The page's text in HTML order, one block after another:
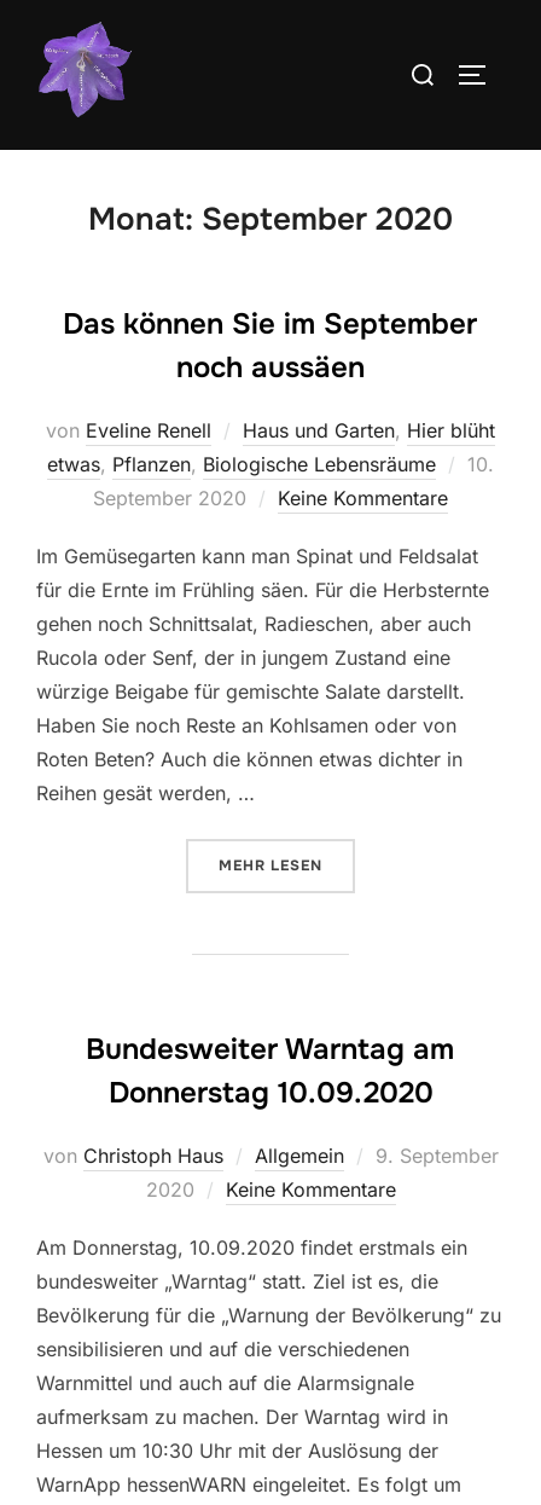
Inhalt
springen
Suchen
Monat: September 2020
Das können Sie im September
noch aussäen
von Eveline Renell Haus und Garten, Hier blüht
etwas, Pflanzen, Biologische Lebensräume
10.
September 2020
Keine Kommentare
Im Gemüsegarten kann man Spinat und Feldsalat
für die Ernte im Frühling säen. Für die Herbsternte
gehen noch Schnittsalat, Radieschen, aber auch
Rucola oder Senf, der in jungem Zustand eine
würzige Beigabe für gemischte Salate darstellt.
Haben Sie noch Reste an Kohlsamen oder von
Roten Beten? Auch die können etwas dichter in
Reihen gesät werden, …
MEHR ÜBER „DAS KÖNNEN SIE IM
LESEN
Bundesweiter Warntag am
Donnerstag 10.09.2020
von Christoph Haus Allgemein
Veröffentlicht
am
9. September
2020
Keine Kommentare
Am Donnerstag, 10.09.2020 findet erstmals ein
bundesweiter „Warntag“ statt. Ziel ist es, die
Bevölkerung für die „Warnung der Bevölkerung“ zu
sensibilisieren und auf die verschiedenen
Warnmittel und auch auf die Alarmsignale
aufmerksam zu machen. Der Warntag wird in
Hessen um 10:30 Uhr mit der Auslösung der
WarnApp hessenWARN eingeleitet. Es folgt um